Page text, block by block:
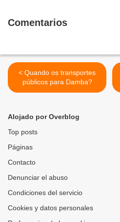
Comentarios
< Quando os transportes
públicos para Damba?
Alojado por Overblog
Top posts
Páginas
Contacto
Denunciar el abuso
Condiciones del servicio
Cookies y datos personales